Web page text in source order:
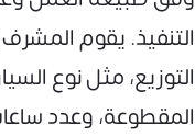
التنفيذ. يقوم
التوزيع، مثل نوع
المقطوعة، وعدد